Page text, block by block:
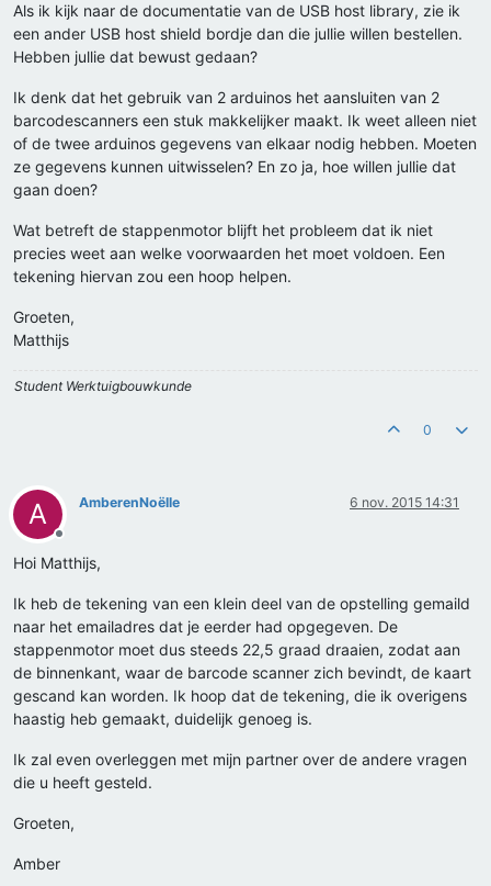
Als ik kijk naar de documentatie van de USB host library, zie ik
een ander USB host shield bordje dan die jullie willen bestellen.
Hebben jullie dat bewust gedaan?
Ik denk dat het gebruik van 2 arduinos het aansluiten van 2
barcodescanners een stuk makkelijker maakt. Ik weet alleen niet
of de twee arduinos gegevens van elkaar nodig hebben. Moeten
ze gegevens kunnen uitwisselen? En zo ja, hoe willen jullie dat
gaan doen?
Wat betreft de stappenmotor blijft het probleem dat ik niet
precies weet aan welke voorwaarden het moet voldoen. Een
tekening hiervan zou een hoop helpen.
Groeten,
Matthijs
Student Werktuigbouwkunde
0
A
Offline
AmberenNoëlle 6 nov. 2015 14:31
Hoi Matthijs,
Ik heb de tekening van een klein deel van de opstelling gemaild
naar het emailadres dat je eerder had opgegeven. De
stappenmotor moet dus steeds 22,5 graad draaien, zodat aan
de binnenkant, waar de barcode scanner zich bevindt, de kaart
gescand kan worden. Ik hoop dat de tekening, die ik overigens
haastig heb gemaakt, duidelijk genoeg is.
Ik zal even overleggen met mijn partner over de andere vragen
die u heeft gesteld.
Groeten,
Amber